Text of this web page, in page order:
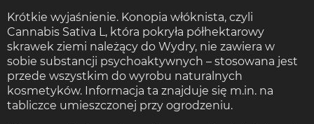
Krótkie wyjaśnienie. Konopia włóknista, czyli
Cannabis Sativa L, która pokryła półhektarowy
skrawek ziemi należący do Wydry, nie zawiera w
sobie substancji psychoaktywnych – stosowana jest
przede wszystkim do wyrobu naturalnych
kosmetyków. Informacja ta znajduje się m.in. na
tabliczce umieszczonej przy ogrodzeniu.